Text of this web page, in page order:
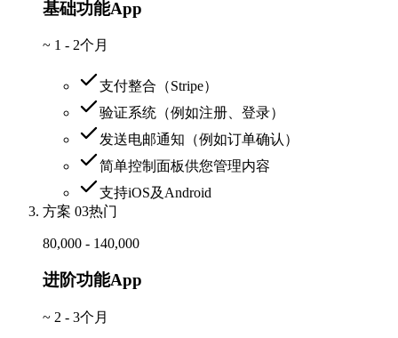
基础功能App
~ 1 - 2个月
支付整合（Stripe）
验证系统（例如注册、登录）
发送电邮通知（例如订单确认）
简单控制面板供您管理内容
支持iOS及Android
方案 03热门
80,000 - 140,000
进阶功能App
~ 2 - 3个月